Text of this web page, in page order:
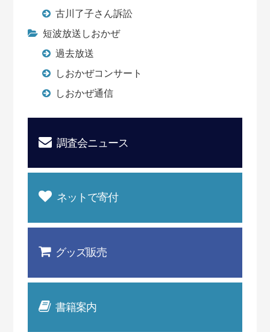
古川了子さん訴訟
短波放送しおかぜ
過去放送
しおかぜコンサート
しおかぜ通信
調査会ニュース
ネットで寄付
グッズ販売
書籍案内